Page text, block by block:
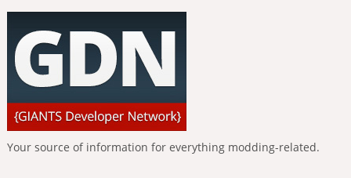
Your source of information for everything modding-related.